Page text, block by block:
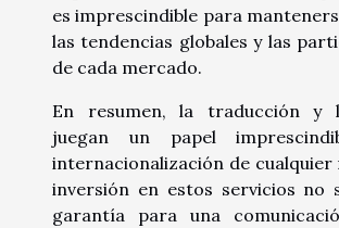
es imprescindible para
las tendencias globales y las
de cada mercado.
En resumen, la traducción y
juegan un papel
internacionalización de cualquier
inversión en estos servicios no
garantía para una